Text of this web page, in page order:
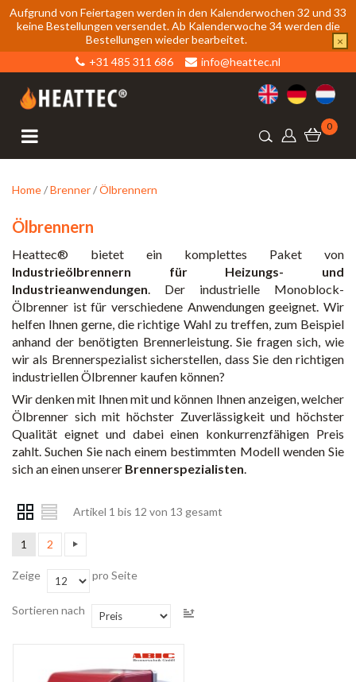
Aufgrund von Feiertagen werden in den Kalenderwochen 32 und 33
keine Bestellungen versendet. Ab Kalenderwoche 34 werden die
Bestellungen wieder bearbeitet.
×
+31 485 311 686
info@heattec.nl
0
Home/Brenner/Ölbrennern
Ölbrennern
Heattec® bietet ein komplettes Paket von
Industrieölbrennern für Heizungs- und
Industrieanwendungen. Der industrielle Monoblock-
Ölbrenner ist für verschiedene Anwendungen geeignet. Wir
helfen Ihnen gerne, die richtige Wahl zu treffen, zum Beispiel
anhand der benötigten Brennerleistung. Sie fragen sich, wie
wir als Brennerspezialist sicherstellen, dass Sie den richtigen
industriellen Ölbrenner kaufen können?
Wir denken mit Ihnen mit und können Ihnen anzeigen, welcher
Ölbrenner sich mit höchster Zuverlässigkeit und höchster
Qualität eignet und dabei einen konkurrenzfähigen Preis
zahlt. Suchen Sie nach einem bestimmten Modell wenden Sie
sich an einen unserer Brennerspezialisten.
Artikel 1 bis 12 von 13 gesamt
1 2
Zeige pro Seite
Sortieren nach